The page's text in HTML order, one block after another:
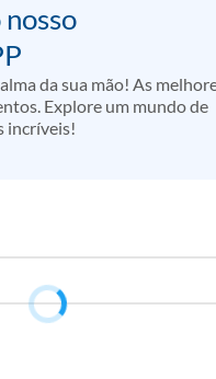
da sua mão! As
Explore um mundo de
incríveis!